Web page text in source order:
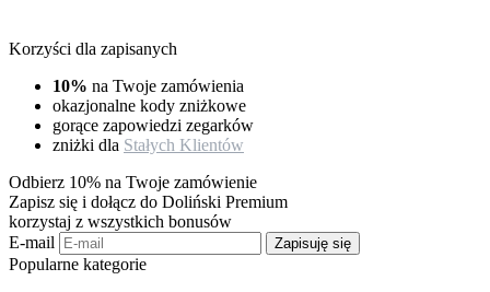
Korzyści dla zapisanych
10% na Twoje zamówienia
okazjonalne kody zniżkowe
gorące zapowiedzi zegarków
zniżki dla Stałych Klientów
Odbierz 10% na Twoje zamówienie
Zapisz się i dołącz do Doliński Premium
korzystaj z wszystkich bonusów
E-mail
Zapisuję się
Popularne kategorie